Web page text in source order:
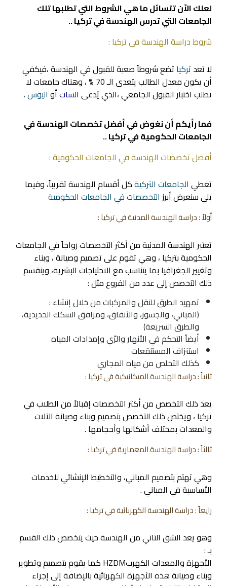
لعلك الاّن تتسائل ما هي الشروط التي تطلبها تلك
الجامعات التي تدرس الهندسة في تركيا ..
شروط دراسة الهندسة في تركيا :
لا تعد تركيا تضع شروطاً صعبة للقبول في الهندسة ،فيكفي
أن يكون معدل الطالب يتعدى الـ 70 % ، وهناك جامعات لا
تطلب اختبار القبول الجامعي ،الذي يُدعى الساتأو اليوس.
فما رأيكم أن نغوض في أفضل تخصصات الهندسة في
الجامعات الحكومية في تركيا ..
أفضل تخصصات الهندسة في الجامعات الحكومية :
تغطي الجامعات التركيةكل أقسام الهندسة تقريباً، وفيما
يلي سنعرض أبرزالتخصصات في الجامعات الحكومية
أولاً : دراسة الهندسة المدنية في تركيا :
تعتبر الهندسة المدنية من أكثر التخصصات رواجاً في الجامعات
الحكومية بتركيا ، وهي تقوم على تصميم وصيانة ، وبناء
وتغيير الجغرافيا بما يتناسب مع الاحتياجات البشرية، وينقسم
ذلك التخصص إلى عدد من الفروع مثل :
تمهيد الطرق للنقل والمركبات من خلال إنشاء :
(المباني، والجسور، والأنفاق، ومرافق السكك الحديدية،
والطرق السريعة)
أيضاً التحكم في الأنهار والرّي وإمدادات المياه
استنزاف المستنقعات
كذلك التخلص من مياه المجاري
ثانياً : دراسة الهندسة الميكانيكية في تركيا :
يعد ذلك التخصص من أكثر التخصصات إقبالاً من الطلاب في
تركيا ، ويختص ذلك التخصص بتصميم وبناء وصيانة الآلات
والمعدات بمختلف أشكالها وأحجامها .
ثالثاً : دراسة الهندسة المعمارية في تركيا :
وهي تهتم بتصميم المباني، والتخطيط الإنشائي للخدمات
الأساسية في المباني .
رايعاً : دراسة الهندسة الكهربائية في تركيا :
وهو يعد الشق التاني من الهندسة حيث يتخصص ذلك القسم
بـ :
الأجهزة والمعدات الكهربHZDM كما يقوم بتصميم وتطوير
وبناء وصيانة هذه الأجهزة الكهربائية بالإضافة إلى إجراء